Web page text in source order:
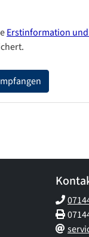
Erstinformation